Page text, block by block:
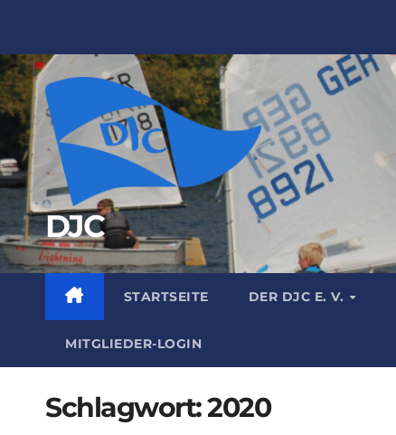
springen
DJC
STARTSEITE DER DJC E. V.
MITGLIEDER-LOGIN
Schlagwort:2020